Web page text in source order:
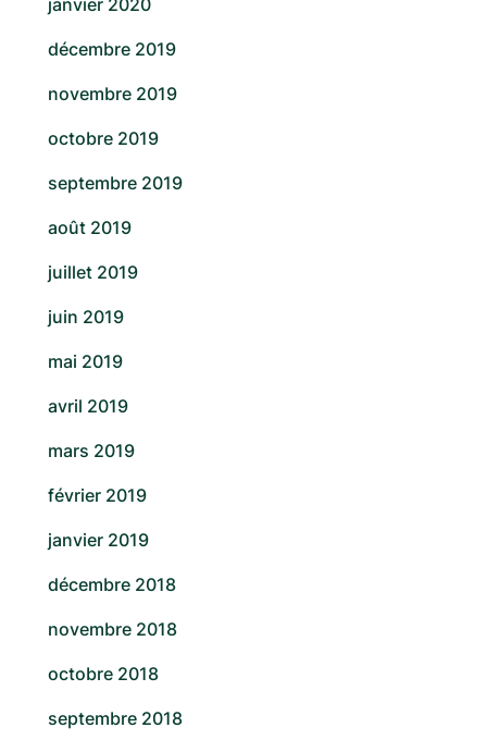
janvier 2020
décembre 2019
novembre 2019
octobre 2019
septembre 2019
août 2019
juillet 2019
juin 2019
mai 2019
avril 2019
mars 2019
février 2019
janvier 2019
décembre 2018
novembre 2018
octobre 2018
septembre 2018